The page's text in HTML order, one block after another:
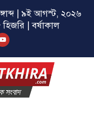
| ৯ই আগস্ট, ২০২৬
| বর্ষাকাল